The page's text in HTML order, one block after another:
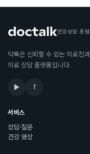
건강상담 포럼
닥톡은 신뢰할 수 있는 의료진
의료 상담 플랫폼입니다.
▶ f
서비스
상담·질문
건강 영상